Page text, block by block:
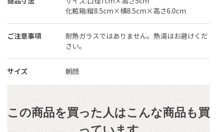
サイズ 朝顔
化粧箱:縦8.5cm×横8.5cm×高さ6.0cm
ご注意事項
耐熱ガラスではありません。熱湯はお避けくだ
さい。
この商品を買った人はこんな商品も買